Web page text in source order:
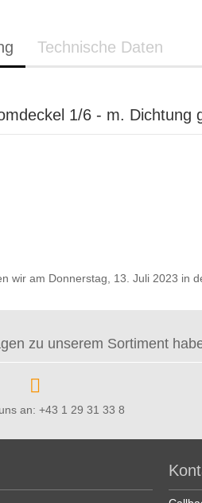
Technische Daten
1/6 - m. Dichtung
wir am Donnerstag, 13. Juli 2023 in
zu unserem Sortiment
an: +43 1 29 31 33 8